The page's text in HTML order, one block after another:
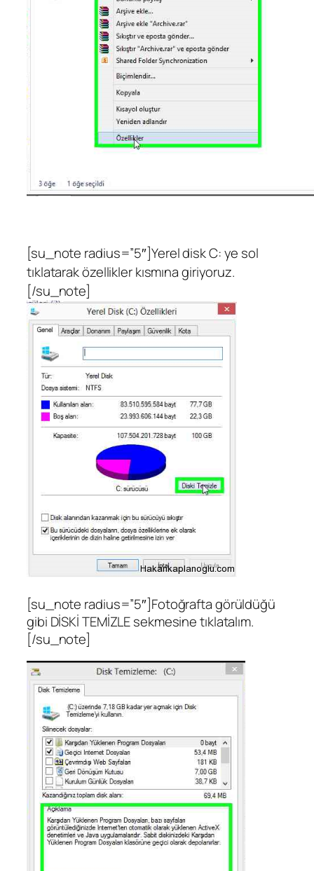
[su_note radius=”5″]Yerel disk C: ye sol
tıklatarak özellikler kısmına giriyoruz.
[/su_note]
[su_note radius=”5″]Fotoğrafta görüldüğü
gibi DİSKİ TEMİZLE sekmesine tıklatalım.
[/su_note]